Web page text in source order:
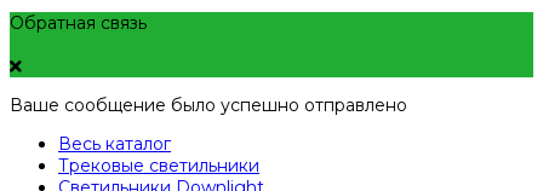
Обратная связь
Ваше сообщение было успешно отправлено
Весь каталог
Трековые светильники